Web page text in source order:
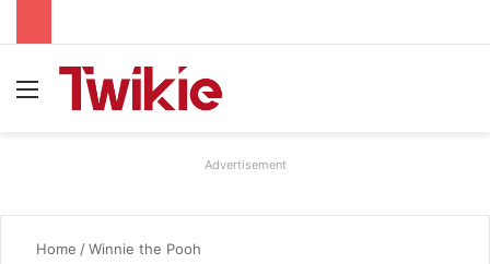
Advertisement
Home /Winnie the Pooh